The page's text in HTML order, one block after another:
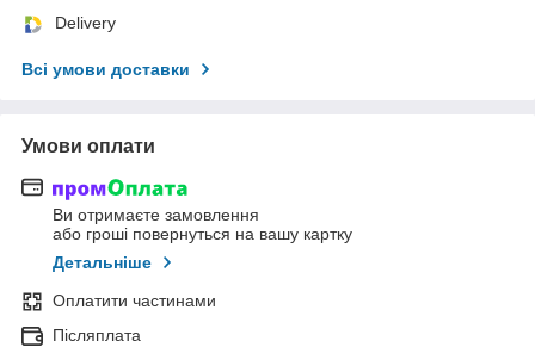
Delivery
Всі умови доставки
Умови оплати
Ви отримаєте замовлення
або гроші повернуться на вашу картку
Детальніше
Оплатити частинами
Післяплата